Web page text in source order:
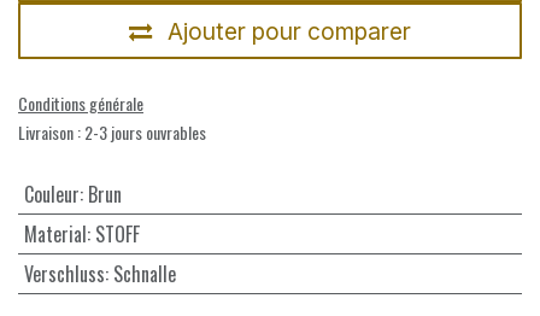
Ajouter pour comparer
Conditions générale
Livraison : 2-3 jours ouvrables
Couleur: Brun
Material: STOFF
Verschluss: Schnalle